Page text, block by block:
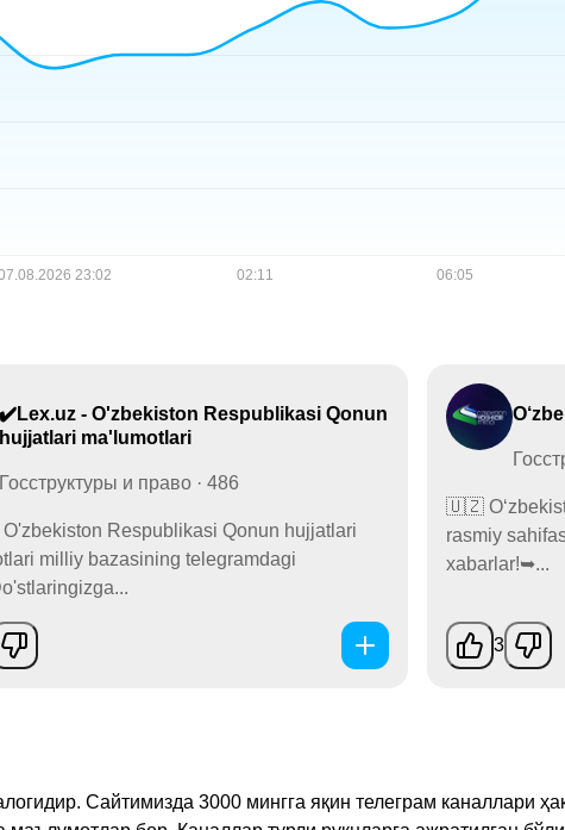
✔️Lex.uz - O'zbekiston Respublikasi Qonun
hujjatlari ma'lumotlari
Госструктуры и право · 486
O'zbekiston Respublikasi Qonun hujjatlari
milliy bazasining telegramdagi
🇺🇿
rasmiy
xabarlar!➥...
3
Сайтимизда 3000 мингга яқин телеграм каналлари